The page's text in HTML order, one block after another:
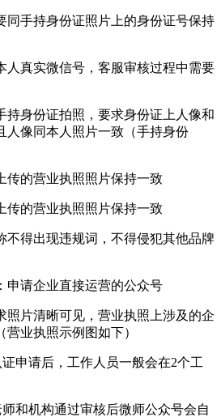
同手持身份证照片上的身份证号保持
人真实微信号，客服审核过程中需要
持身份证拍照，要求身份证上人像和
人像同本人照片一致（手持身份
传的营业执照照片保持一致
传的营业执照照片保持一致
不得出现违规词，不得侵犯其他品牌
申请企业直接运营的公众号
照片清晰可见，营业执照上涉及的企
业执照示例图如下）
申请后，工作人员一般会在2个工
和机构通过审核后微师公众号会自